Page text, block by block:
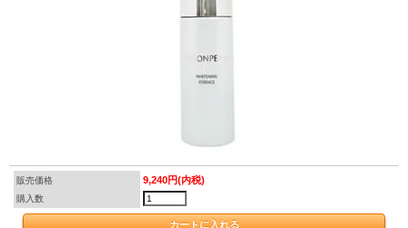
販売価格 9,240円(内税)
購入数